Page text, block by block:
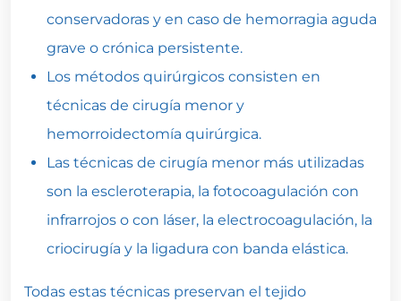
conservadoras y en caso de hemorragia aguda
grave o crónica persistente.
Los métodos quirúrgicos consisten en
técnicas de cirugía menor y
hemorroidectomía quirúrgica.
Las técnicas de cirugía menor más utilizadas
son la escleroterapia, la fotocoagulación con
infrarrojos o con láser, la electrocoagulación, la
criocirugía y la ligadura con banda elástica.
Todas estas técnicas preservan el tejido